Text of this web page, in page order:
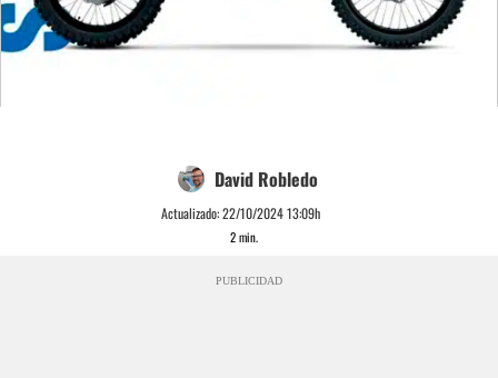
David Robledo
Actualizado:22/10/2024 13:09h
2min.
PUBLICIDAD